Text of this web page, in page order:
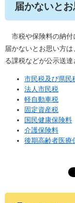
届かないと
市税や保険料の納付
届かないとお思い方
る課税などが公示送達
市民税及び県民
法人市民税
軽自動車税
固定資産税
国民健康保険料
介護保険料
後期高齢者医療